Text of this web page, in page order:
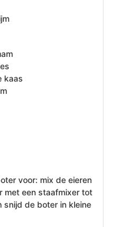
kaas
voor: mix de eieren
met een staafmixer tot
snijd de boter in kleine